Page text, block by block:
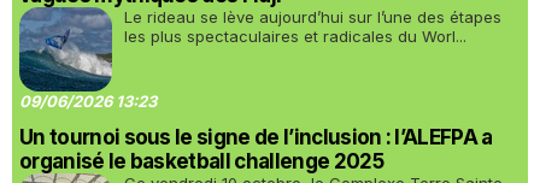
Le rideau se lève aujourd’hui sur l’une des étapes
les plus spectaculaires et radicales du Worl...
09/06/2026 13:23
Un tournoi sous le signe de l’inclusion : l’ALEFPA a
organisé le basketball challenge 2025